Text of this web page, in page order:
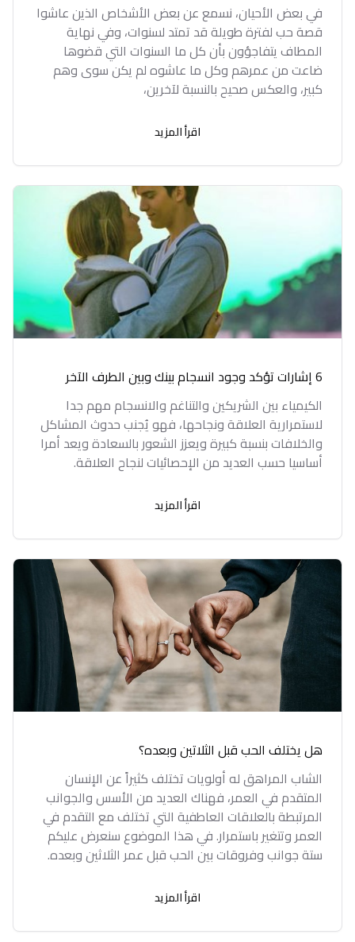
في بعض الأحيان، نسمع عن بعض الأشخاص الذين عاشوا
قصة حب لفترة طويلة قد تمتد لسنوات، وفي نهاية
المطاف يتفاجؤون بأن كل ما السنوات التي قضوها
ضاعت من عمرهم وكل ما عاشوه لم يكن سوى وهم
كبير، والعكس صحيح بالنسبة لآخرين،
اقرأ المزيد
6 إشارات تؤكد وجود انسجام بينك وبين الطرف الآخر
الكيمياء بين الشريكين والتناغم والانسجام مهم جدا
لاستمرارية العلاقة ونجاحها، فهو يُجنب حدوث المشاكل
والخلافات بنسبة كبيرة ويعزز الشعور بالسعادة ويعد أمرا
أساسيا حسب العديد من الإحصائيات لنجاح العلاقة.
اقرأ المزيد
هل يختلف الحب قبل الثلاتين وبعده؟
الشاب المراهق له أولويات تختلف كثيراً عن الإنسان
المتقدم في العمر، فهناك العديد من الأسس والجوانب
المرتبطة بالعلاقات العاطفية التي تختلف مع التقدم في
العمر وتتغير باستمرار. في هذا الموضوع سنعرض عليكم
ستة جوانب وفروقات بين الحب قبل عمر الثلاثين وبعده.
اقرأ المزيد